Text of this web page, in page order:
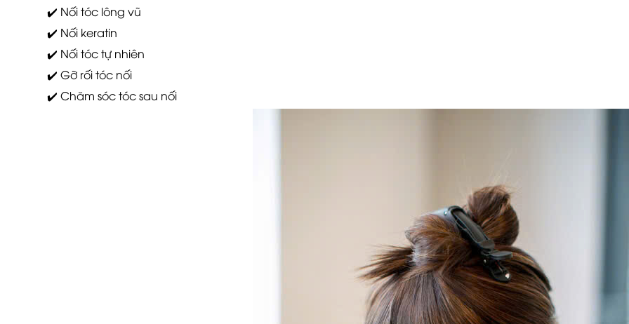
✔️ Nối tóc lông vũ
✔️ Nối keratin
✔️ Nối tóc tự nhiên
✔️ Gỡ rối tóc nối
✔️ Chăm sóc tóc sau nối